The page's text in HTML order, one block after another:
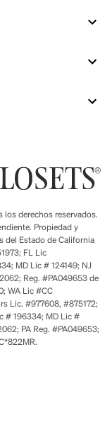
derechos reservados.
Propiedad y
del Estado de California
FL Lic
MD Lic # 124149; NJ
Reg. #PA049653 de
WA Lic #CC
Lic. #977608, #875172;
# 196334; MD Lic #
PA Reg. #PA049653;